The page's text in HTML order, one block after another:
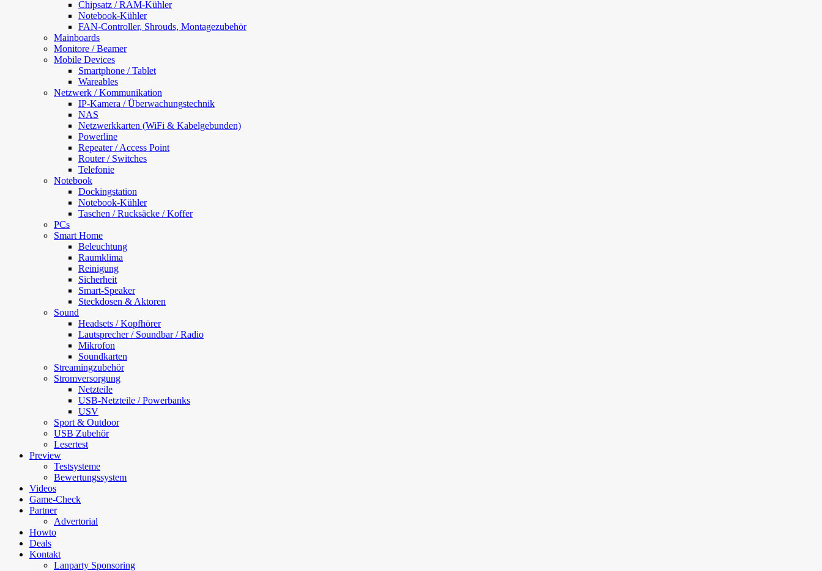
Chipsatz / RAM-Kühler
Notebook-Kühler
FAN-Controller, Shrouds, Montagezubehör
Mainboards
Monitore / Beamer
Mobile Devices
Smartphone / Tablet
Wareables
Netzwerk / Kommunikation
IP-Kamera / Überwachungstechnik
NAS
Netzwerkkarten (WiFi & Kabelgebunden)
Powerline
Repeater / Access Point
Router / Switches
Telefonie
Notebook
Dockingstation
Notebook-Kühler
Taschen / Rucksäcke / Koffer
PCs
Smart Home
Beleuchtung
Raumklima
Reinigung
Sicherheit
Smart-Speaker
Steckdosen & Aktoren
Sound
Headsets / Kopfhörer
Lautsprecher / Soundbar / Radio
Mikrofon
Soundkarten
Streamingzubehör
Stromversorgung
Netzteile
USB-Netzteile / Powerbanks
USV
Sport & Outdoor
USB Zubehör
Lesertest
Preview
Testsysteme
Bewertungssystem
Videos
Game-Check
Partner
Advertorial
Howto
Deals
Kontakt
Lanparty Sponsoring